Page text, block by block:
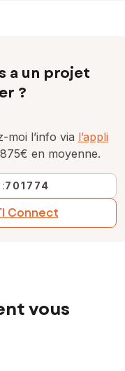
a un projet
?
moi l’info via l’appli
en moyenne.
701774
Connect
vous